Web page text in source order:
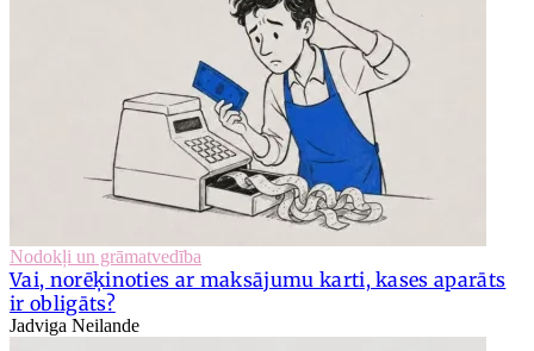
Nodokļi un grāmatvedība
Vai, norēķinoties ar maksājumu karti, kases aparāts
ir obligāts?
Jadviga Neilande